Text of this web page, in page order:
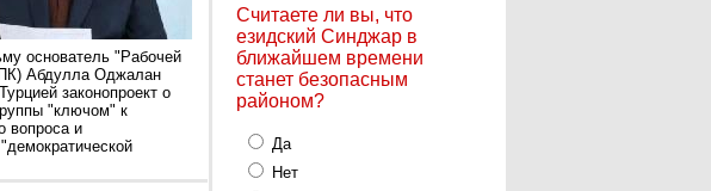
основатель "Рабочей
Абдулла Оджалан
законопроект о
"ключом" к
вопроса и
Считаете ли вы, что
езидский Синджар в
ближайшем времени
станет безопасным
районом?
Да
Нет